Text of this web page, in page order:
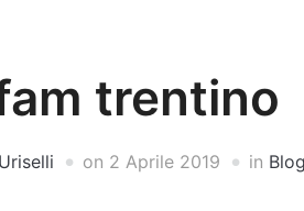
trentino
on 2 Aprile 2019 in